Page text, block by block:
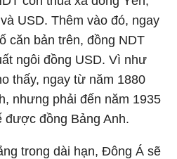
USD. Thêm vào đó, ngay
căn bản trên, đồng NDT
ngôi đồng USD. Vì như
thấy, ngay từ năm 1880
nhưng phải đến năm 1935
được đồng Bảng Anh.
trong dài hạn, Đông Á sẽ